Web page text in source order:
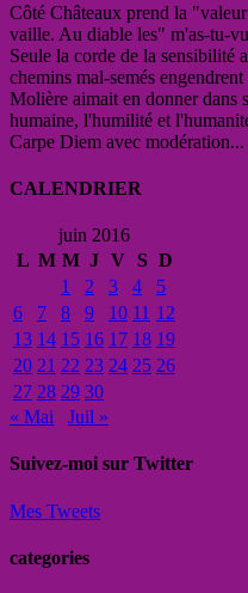
Côté Châteaux prend la
vaille. Au diable les" m'as-tu-
Seule la corde de la sensibilité
chemins mal-semés
Molière aimait en donner dans
humaine, l'humilité et
Carpe Diem avec modération...
CALENDRIER
juin 2016
L M M J V S D
1
2 3 4
5
6
7 8 9 10 11 12
13 14 15 16 17 18 19
20 21 22 23 24 25 26
27 28 29 30
« Mai
Juil »
Suivez-moi sur Twitter
Mes Tweets
categories